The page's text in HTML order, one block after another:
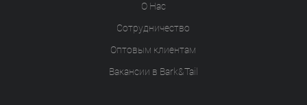
О Нас
Сотрудничество
Оптовым клиентам
Вакансии в Bark&Tail